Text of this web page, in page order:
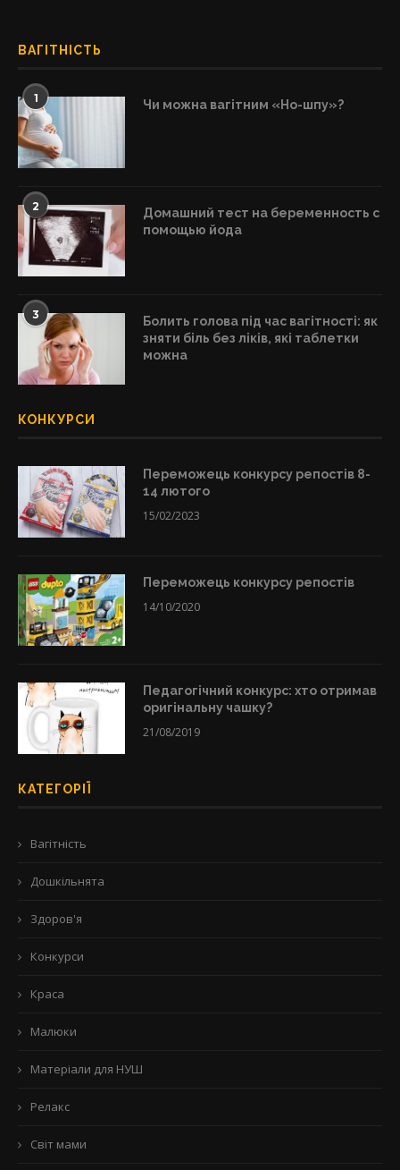
ВАГІТНІСТЬ
1 Чи можна вагітним «Но-шпу»?
2
Домашний тест на беременность с
помощью йода
3
Болить голова під час вагітності: як
зняти біль без ліків, які таблетки
можна
КОНКУРСИ
Переможець конкурсу репостів 8-
14 лютого
15/02/2023
Переможець конкурсу репостів
14/10/2020
Педагогічний конкурс: хто отримав
оригінальну чашку?
21/08/2019
КАТЕГОРІЇ
Вагітність
Дошкільнята
Здоров'я
Конкурси
Краса
Малюки
Матеріали для НУШ
Релакс
Світ мами